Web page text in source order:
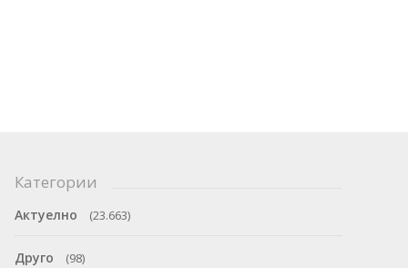
Категории
Актуелно (23.663)
Друго (98)